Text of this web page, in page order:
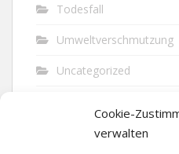
Cookie-
verwalten
Todesfall
Umweltverschmutzung
Uncategorized
Vandalismus